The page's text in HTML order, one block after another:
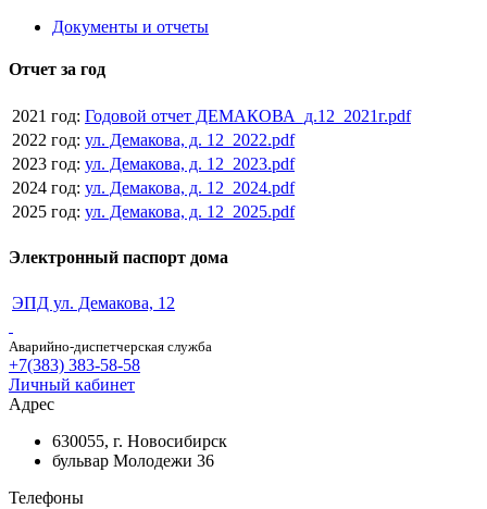
Документы и отчеты
Отчет за год
2021 год: Годовой отчет ДЕМАКОВА_д.12_2021г.pdf
2022 год: ул. Демакова, д. 12_2022.pdf
2023 год: ул. Демакова, д. 12_2023.pdf
2024 год: ул. Демакова, д. 12_2024.pdf
2025 год: ул. Демакова, д. 12_2025.pdf
Электронный паспорт дома
ЭПД ул. Демакова, 12
Аварийно-диспетчерская служба
+7(383) 383-58-58
Личный кабинет
Адрес
630055, г. Новосибирск
бульвар Молодежи 36
Телефоны